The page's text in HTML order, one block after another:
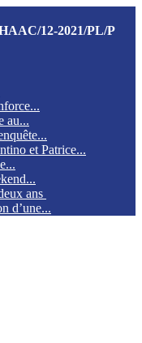
12-2021/PL/P
au...
et Patrice...
ans
d’une...